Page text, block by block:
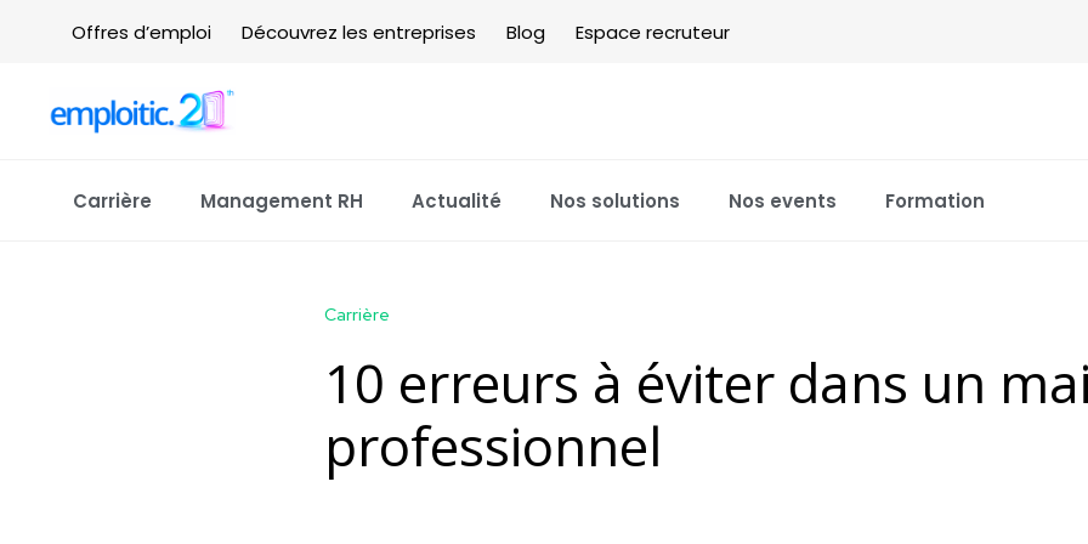
Offres d’emploi Découvrez les entreprises Blog Espace recruteur
Carrière Management RH Actualité Nos solutions Nos events Formation
Carrière
10 erreurs à éviter dans un
professionnel